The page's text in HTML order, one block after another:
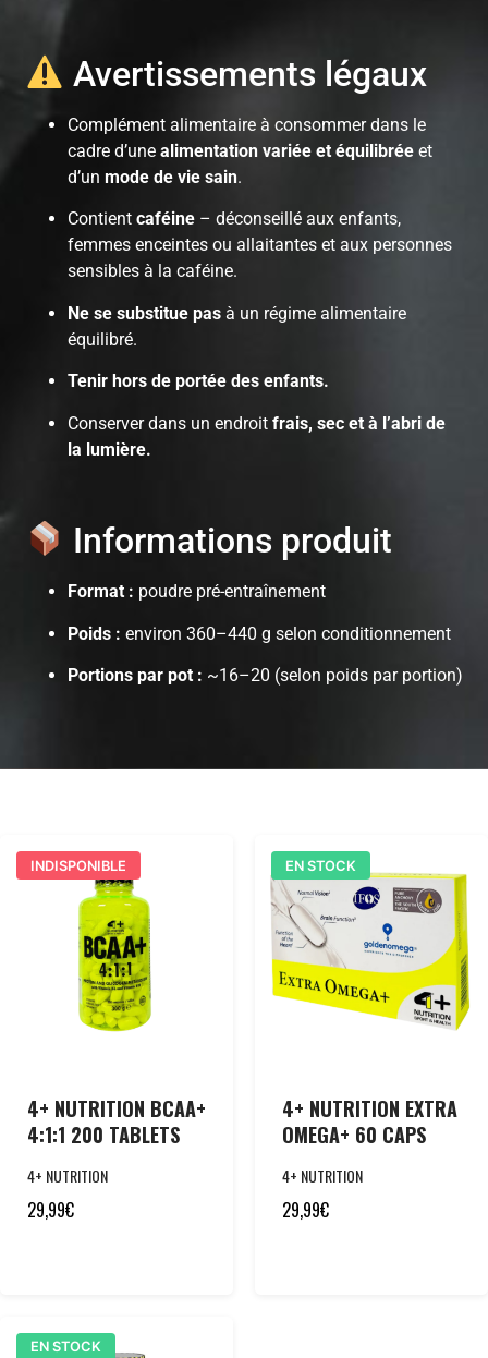
Avertissements légaux
Complément alimentaire à consommer dans le
cadre d’unealimentation variée et équilibrée et
d’unmode de vie sain.
Contientcaféine – déconseillé aux enfants,
femmes enceintes ou allaitantes et aux personnes
sensibles à la caféine.
Ne se substitue pas à un régime alimentaire
équilibré.
Tenir hors de portée des enfants.
Conserver dans un endroitfrais, sec et à l’abri de
la lumière.
Informations produit
Format : poudre pré-entraînement
Poids : environ 360–440 g selon conditionnement
Portions par pot : ~16–20 (selon poids par portion)
INDISPONIBLE
4+ NUTRITION BCAA+
4:1:1 200 TABLETS
4+ NUTRITION
29,99€
EN STOCK
4+ NUTRITION EXTRA
OMEGA+ 60 CAPS
4+ NUTRITION
29,99€
EN STOCK